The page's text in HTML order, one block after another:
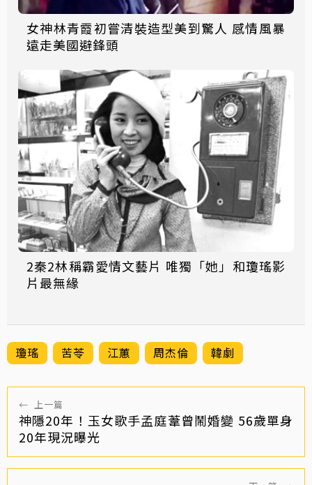
女神林青霞初嘗清裝造型美到驚人 感情風暴
遠走美國避鋒頭
2秦2林稱霸愛情文藝片 唯獨「她」和瓊瑤影
片最無緣
瓊瑤 苦苓 江蕙 周杰倫 韓劇
← 上一篇
神隱20年！玉女歌手孟庭葦曾鬧婚變 56歲單身
20年現況曝光